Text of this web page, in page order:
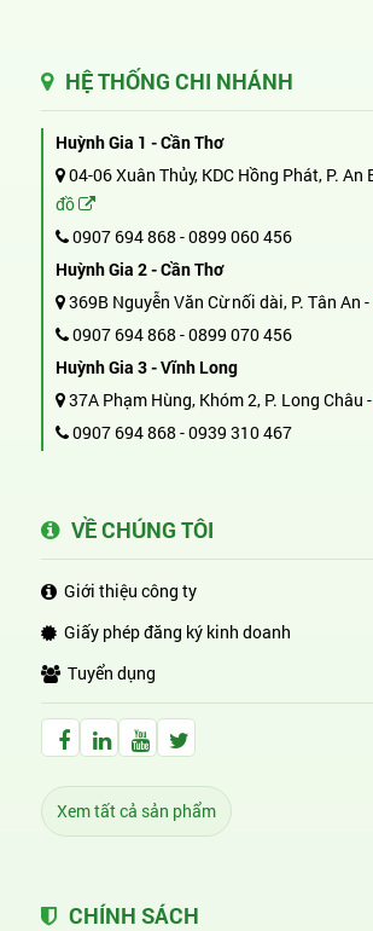
HỆ THỐNG CHI NHÁNH
Huỳnh Gia 1 - Cần Thơ
04-06 Xuân Thủy, KDC Hồng Phát, P. An
đồ
0907 694 868 -0899 060 456
Huỳnh Gia 2 - Cần Thơ
369B Nguyễn Văn Cừ nối dài, P. Tân An -
0907 694 868 -0899 070 456
Huỳnh Gia 3 - Vĩnh Long
37A Phạm Hùng, Khóm 2, P. Long Châu -
0907 694 868 -0939 310 467
VỀ CHÚNG TÔI
Giới thiệu công ty
Giấy phép đăng ký kinh doanh
Tuyển dụng
Facebook Huỳnh Gia Alpha
LinkedIn Huỳnh Gia Alpha
YouTube Huỳnh Gia
Twitter Huỳnh Gia
Xem tất cả sản phẩm
CHÍNH SÁCH